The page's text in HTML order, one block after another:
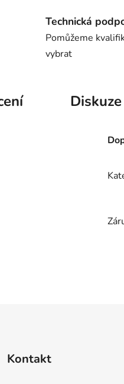
Technická
Pomůžeme
vybrat
Diskuze
Kontakt